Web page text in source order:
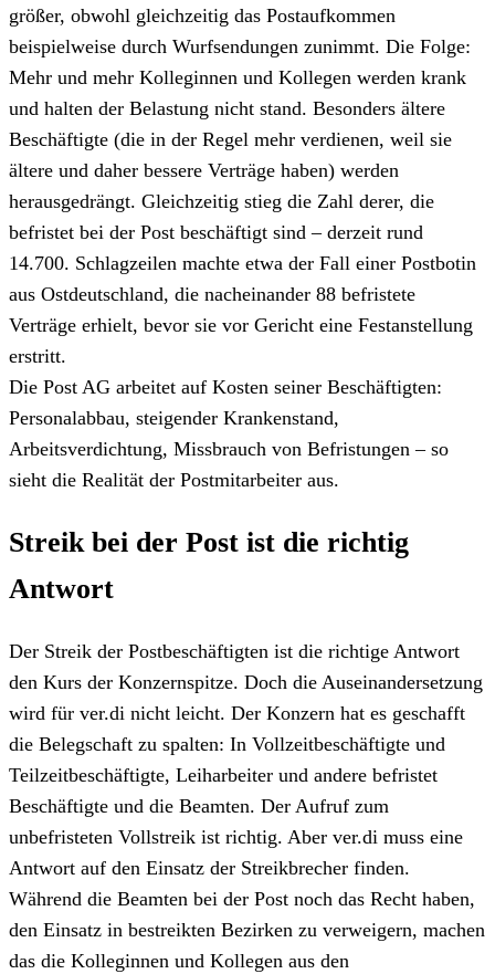
größer, obwohl gleichzeitig das Postaufkommen
beispielweise durch Wurfsendungen zunimmt. Die Folge:
Mehr und mehr Kolleginnen und Kollegen werden krank
und halten der Belastung nicht stand. Besonders ältere
Beschäftigte (die in der Regel mehr verdienen, weil sie
ältere und daher bessere Verträge haben) werden
herausgedrängt. Gleichzeitig stieg die Zahl derer, die
befristet bei der Post beschäftigt sind – derzeit rund
14.700. Schlagzeilen machte etwa der Fall einer Postbotin
aus Ostdeutschland, die nacheinander 88 befristete
Verträge erhielt, bevor sie vor Gericht eine Festanstellung
erstritt.
Die Post AG arbeitet auf Kosten seiner Beschäftigten:
Personalabbau, steigender Krankenstand,
Arbeitsverdichtung, Missbrauch von Befristungen – so
sieht die Realität der Postmitarbeiter aus.
Streik bei der Post ist die richtig
Antwort
Der Streik der Postbeschäftigten ist die richtige Antwort
den Kurs der Konzernspitze. Doch die Auseinandersetzung
wird für ver.di nicht leicht. Der Konzern hat es geschafft
die Belegschaft zu spalten: In Vollzeitbeschäftigte und
Teilzeitbeschäftigte, Leiharbeiter und andere befristet
Beschäftigte und die Beamten. Der Aufruf zum
unbefristeten Vollstreik ist richtig. Aber ver.di muss eine
Antwort auf den Einsatz der Streikbrecher finden.
Während die Beamten bei der Post noch das Recht haben,
den Einsatz in bestreikten Bezirken zu verweigern, machen
das die Kolleginnen und Kollegen aus den